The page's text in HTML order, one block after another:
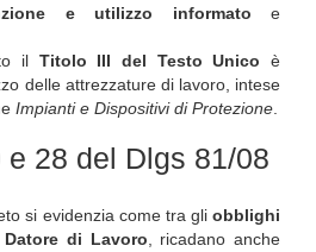
e utilizzo informato e
il Titolo III del Testo Unico è
delle attrezzature di lavoro, intese
Impianti e Dispositivi di Protezione
28 del Dlgs 81/08
si evidenzia come tra gliobblighi
di Lavoro , ricadano anche